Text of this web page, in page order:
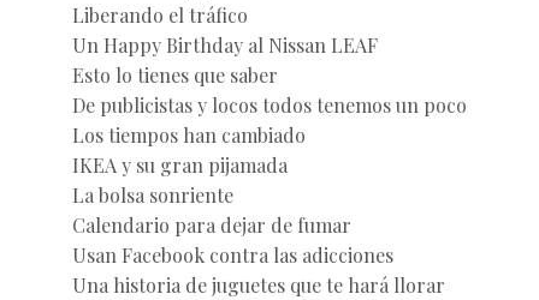
Liberando el tráfico
Un Happy Birthday al Nissan LEAF
Esto lo tienes que saber
De publicistas y locos todos tenemos un poco
Los tiempos han cambiado
IKEA y su gran pijamada
La bolsa sonriente
Calendario para dejar de fumar
Usan Facebook contra las adicciones
Una historia de juguetes que te hará llorar